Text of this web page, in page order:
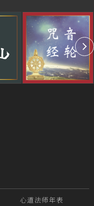
心道法师年表